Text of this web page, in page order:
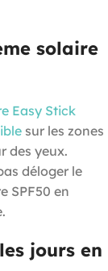
solaire
Easy Stick
sur les zones
des yeux.
déloger le
SPF50 en
jours en